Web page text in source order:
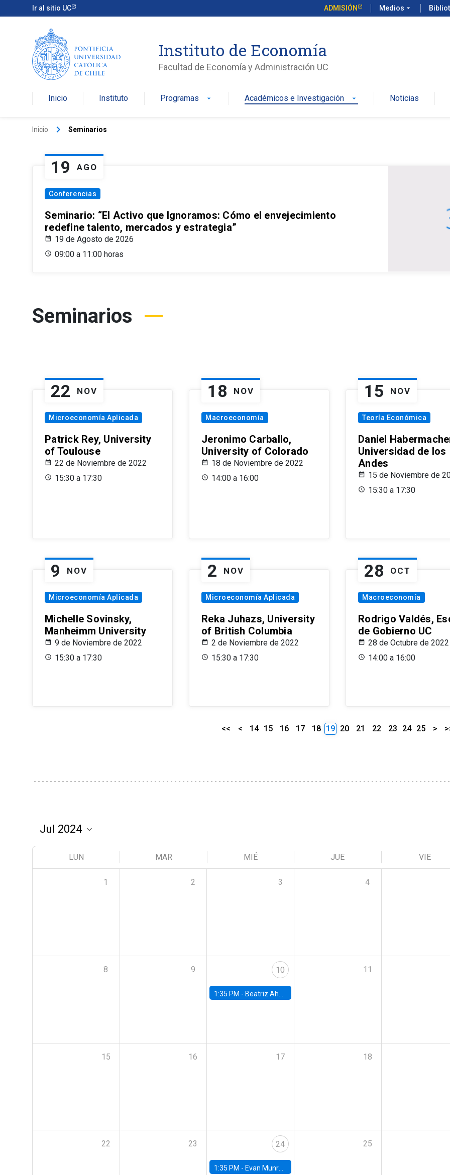
Ir al sitio UC ADMISIÓN Medios arrow_drop_down
Instituto de Economía
Facultad de Economía y Administración UC
Inicio Instituto Programas arrow_drop_down Académicos e Investigación arrow_drop_down Noticias
Inicio keyboard_arrow_right Seminarios
19 AGO
Conferencias
Seminario: “El Activo que Ignoramos: Cómo el envejecimiento
redefine talento, mercados y estrategia”
19 de Agosto de 2026
09:00 a 11:00 horas
Seminarios
22 NOV
Microeconomía Aplicada
Patrick Rey, University
of Toulouse
22 de Noviembre de 2022
15:30 a 17:30
18 NOV
Macroeconomía
Jeronimo Carballo,
University of Colorado
18 de Noviembre de 2022
14:00 a 16:00
15 NOV
Teoría Económica
Daniel
Universidad de los
Andes
15 de Noviembre de
15:30 a 17:30
9 NOV
Microeconomía Aplicada
Michelle Sovinsky,
Manheimm University
9 de Noviembre de 2022
15:30 a 17:30
2 NOV
Microeconomía Aplicada
Reka Juhazs, University
of British Columbia
2 de Noviembre de 2022
15:30 a 17:30
28 OCT
Macroeconomía
Rodrigo Valdés,
de Gobierno UC
28 de Octubre de 2022
14:00 a 16:00
<< < 14 15 16 17 18 19 20 21 22 23 24 25 >
LUN MAR MIÉ JUE VIE
1 2 3 4
8 9 10
1:35 PM - Beatriz Ahumada, PhD candidate, Universidad de Pittsburgh
11
15 16 17 18
22 23 24
1:35 PM - Evan Munro, Neyman Visiting Assistant Professor in the Department of Statistics at UC Berkeley
25